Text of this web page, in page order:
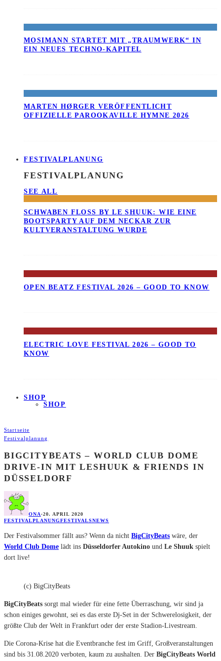
MOSIMANN STARTET MIT „TRAUMWERK“ IN
EIN NEUES TECHNO-KAPITEL
MARTEN HØRGER VERÖFFENTLICHT
OFFIZIELLE PAROOKAVILLE HYMNE 2026
FESTIVALPLANUNG
FESTIVALPLANUNG
SEE ALL
SCHWABEN FLOSS BY LE SHUUK: WIE EINE B
OOTSPARTY AUF DEM NECKAR ZUR K
ULTVERANSTALTUNG WURDE
OPEN BEATZ FESTIVAL 2026 – GOOD TO KNOW
ELECTRIC LOVE FESTIVAL 2026 – GOOD TO
KNOW
SHOP
SHOP
Startseite
Festivalplanung
BIGCITYBEATS – WORLD CLUB DOME
DRIVE-IN MIT LESHUUK & FRIENDS IN
DÜSSELDORF
ONA·20. APRIL 2020
FESTIVALPLANUNGFESTIVALSNEWS
Der Festivalsommer fällt aus? Wenn da nicht BigCityBeats wäre, der
World Club Dome lädt ins Düsseldorfer Autokino und Le Shuuk spielt
dort live!
(c) BigCityBeats
BigCityBeats sorgt mal wieder für eine fette Überraschung, wir sind ja
schon einiges gewohnt, sei es das erste Dj-Set in der Schwerelosigkeit, der
größte Club der Welt in Frankfurt oder der erste Stadion-Livestream.
Die Corona-Krise hat die Eventbranche fest im Griff, Großveranstaltungen
sind bis 31.08.2020 verboten, kaum zu aushalten. Der BigCityBeats World